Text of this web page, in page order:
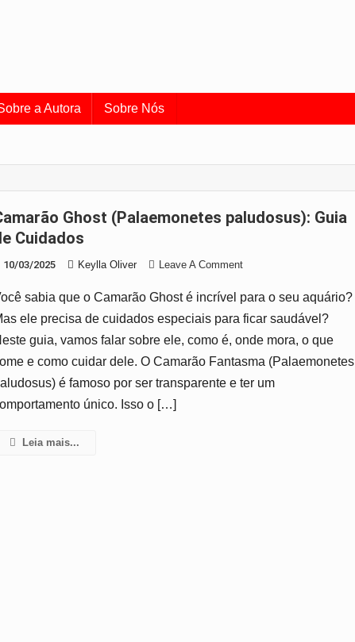
a Autora Sobre Nós
Guia
Cuidados
10/03/2025 Keylla Oliver Leave A CommentOn
Ghost
(Palaemonetes
Paludosus):
De
Cuidados
sabia que o Camarão Ghost é incrível para o seu aquário?
ele precisa de cuidados especiais para ficar saudável?
guia, vamos falar sobre ele, como é, onde mora, o que
e como cuidar dele. O Camarão Fantasma (Palaemonetes
é famoso por ser transparente e ter um
único. Isso o […]
Leia mais...